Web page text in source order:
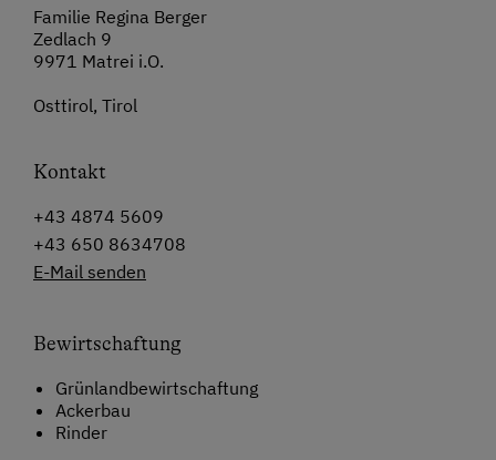
Familie Regina Berger
Zedlach 9
9971 Matrei i.O.
Osttirol, Tirol
Kontakt
+43 4874 5609
+43 650 8634708
E-Mail senden
Bewirtschaftung
Grünlandbewirtschaftung
Ackerbau
Rinder